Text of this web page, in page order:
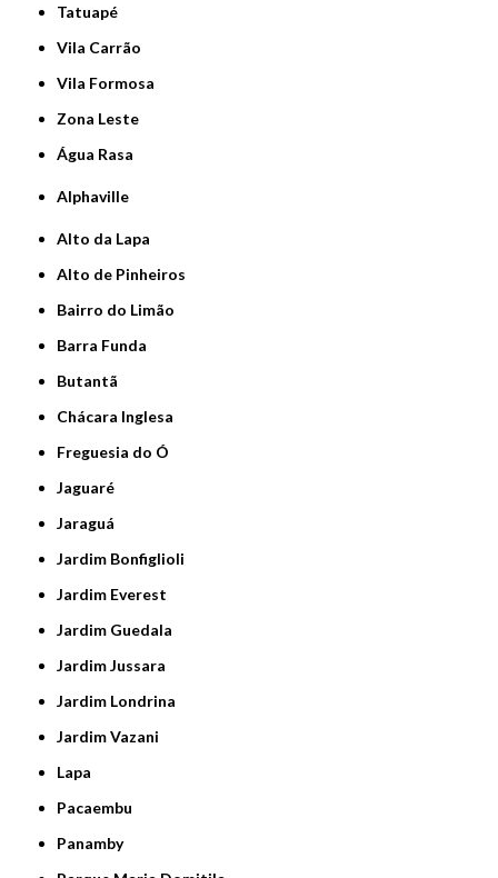
Tatuapé
Vila Carrão
Vila Formosa
Zona Leste
Água Rasa
Alphaville
Alto da Lapa
Alto de Pinheiros
Bairro do Limão
Barra Funda
Butantã
Chácara Inglesa
Freguesia do Ó
Jaguaré
Jaraguá
Jardim Bonfiglioli
Jardim Everest
Jardim Guedala
Jardim Jussara
Jardim Londrina
Jardim Vazani
Lapa
Pacaembu
Panamby